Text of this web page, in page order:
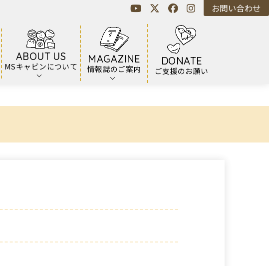
ABOUT US
MSキャビンについて
MAGAZINE
情報誌のご案内
DONATE
ご支援のお願い
お問い合わせ